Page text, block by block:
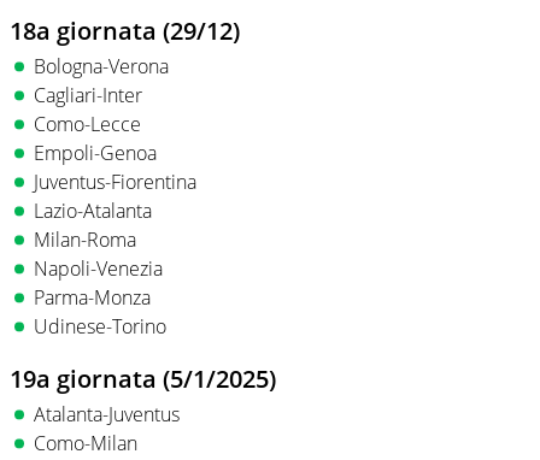
18a giornata (29/12)
Bologna-Verona
Cagliari-Inter
Como-Lecce
Empoli-Genoa
Juventus-Fiorentina
Lazio-Atalanta
Milan-Roma
Napoli-Venezia
Parma-Monza
Udinese-Torino
19a giornata (5/1/2025)
Atalanta-Juventus
Como-Milan